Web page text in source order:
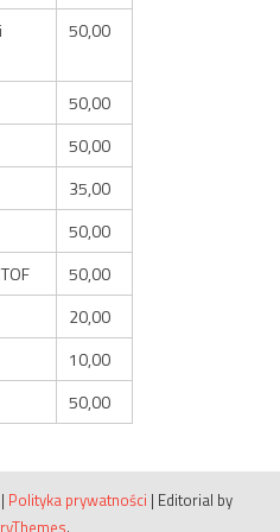
50,00
50,00
50,00
35,00
50,00
50,00
20,00
10,00
50,00
| Polityka prywatności | Editorial by
.